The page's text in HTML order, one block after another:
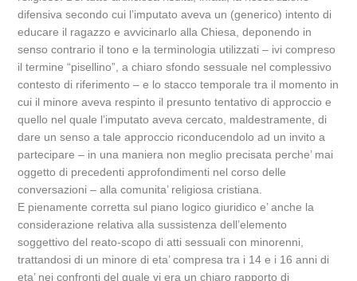
difensiva secondo cui l’imputato aveva un (generico) intento di
educare il ragazzo e avvicinarlo alla Chiesa, deponendo in
senso contrario il tono e la terminologia utilizzati – ivi compreso
il termine “pisellino”, a chiaro sfondo sessuale nel complessivo
contesto di riferimento – e lo stacco temporale tra il momento in
cui il minore aveva respinto il presunto tentativo di approccio e
quello nel quale l’imputato aveva cercato, maldestramente, di
dare un senso a tale approccio riconducendolo ad un invito a
partecipare – in una maniera non meglio precisata perche’ mai
oggetto di precedenti approfondimenti nel corso delle
conversazioni – alla comunita’ religiosa cristiana.
E pienamente corretta sul piano logico giuridico e’ anche la
considerazione relativa alla sussistenza dell’elemento
soggettivo del reato-scopo di atti sessuali con minorenni,
trattandosi di un minore di eta’ compresa tra i 14 e i 16 anni di
eta’ nei confronti del quale vi era un chiaro rapporto di